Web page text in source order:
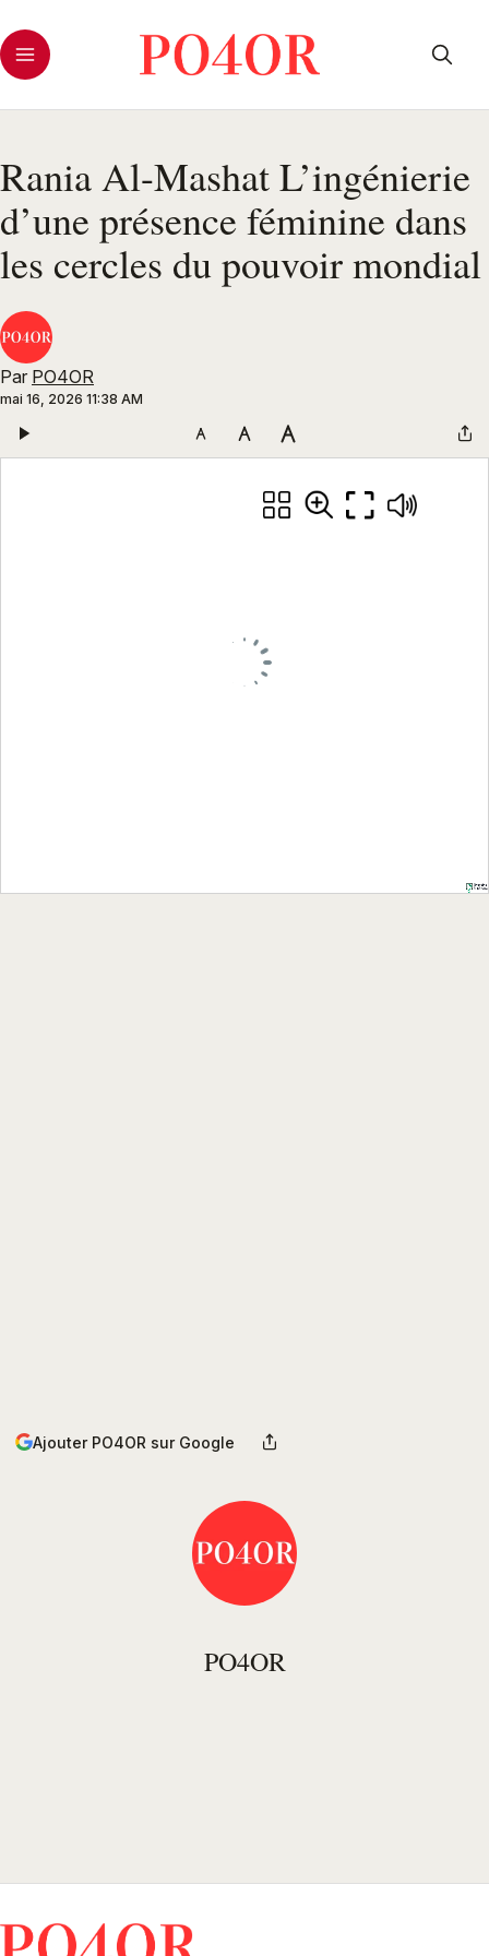
Rania Al-Mashat L’ingénierie
d’une présence féminine dans
les cercles du pouvoir mondial
Par PO4OR
mai 16, 2026 11:38 AM
Ajouter PO4OR sur Google
PO4OR